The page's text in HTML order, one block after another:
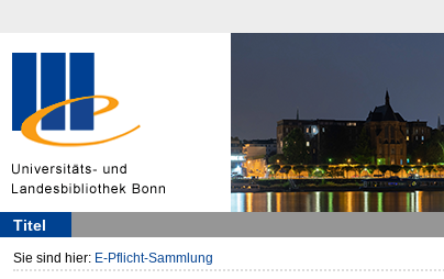
Titel
Sie sind hier: E-Pflicht-Sammlung